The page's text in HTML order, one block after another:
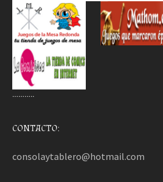
………..
CONTACTO:
consolaytablero@hotmail.com